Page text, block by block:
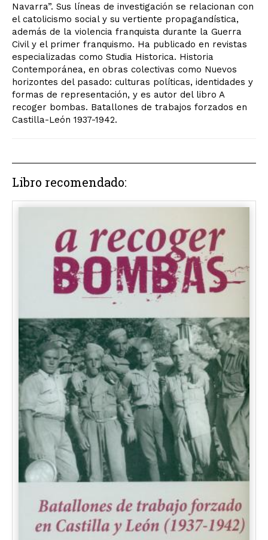
Navarra”. Sus líneas de investigación se relacionan con
el catolicismo social y su vertiente propagandística,
además de la violencia franquista durante la Guerra
Civil y el primer franquismo. Ha publicado en revistas
especializadas como Studia Historica. Historia
Contemporánea, en obras colectivas como Nuevos
horizontes del pasado: culturas políticas, identidades y
formas de representación, y es autor del libro A
recoger bombas. Batallones de trabajos forzados en
Castilla-León 1937-1942.
Libro recomendado: